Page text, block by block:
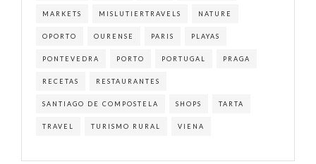
MARKETS MISLUTIERTRAVELS NATURE
OPORTO OURENSE PARIS PLAYAS
PONTEVEDRA PORTO PORTUGAL PRAGA
RECETAS RESTAURANTES
SANTIAGO DE COMPOSTELA SHOPS TARTA
TRAVEL TURISMO RURAL VIENA